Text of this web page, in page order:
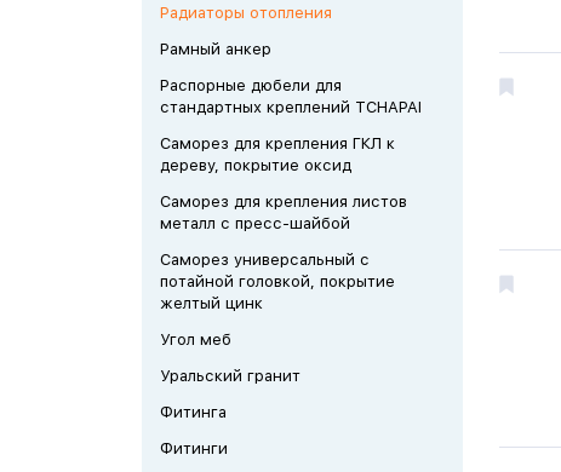
Радиаторы отопления
Рамный анкер
Распорные дюбели для
стандартных креплений TCHAPAI
Саморез для крепления ГКЛ к
дереву, покрытие оксид
Саморез для крепления листов
металл с пресс-шайбой
Саморез универсальный с
потайной головкой, покрытие
желтый цинк
Угол меб
Уральский гранит
Фитинга
Фитинги